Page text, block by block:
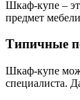
Шкаф-купе –
предмет
Типичные
Шкаф-купе
специалиста.